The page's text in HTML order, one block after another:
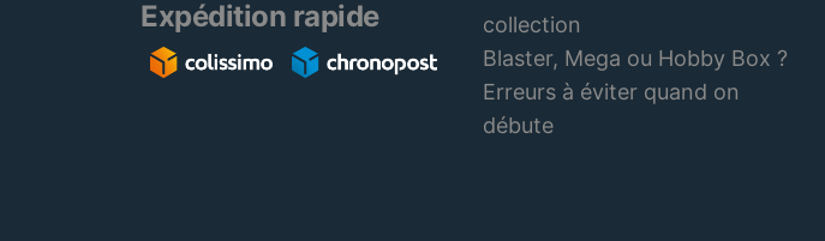
Expédition rapide
collection
Blaster, Mega ou Hobby Box ?
Erreurs à éviter quand on
débute